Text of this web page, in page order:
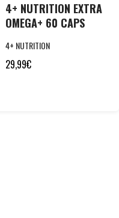
4+ NUTRITION EXTRA
OMEGA+ 60 CAPS
4+ NUTRITION
29,99€